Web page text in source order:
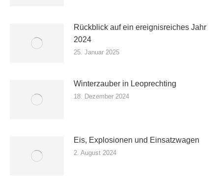
Rückblick auf ein ereignisreiches Jahr
2024
25. Januar 2025
Winterzauber in Leoprechting
18. Dezember 2024
Eis, Explosionen und Einsatzwagen
2. August 2024